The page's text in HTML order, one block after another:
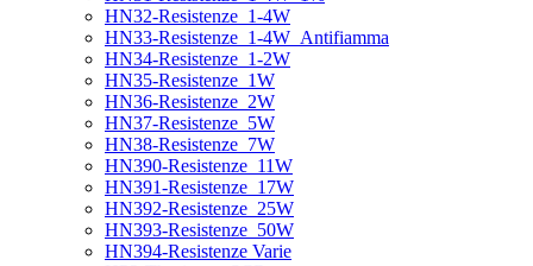
HN32-Resistenze_1-4W
HN33-Resistenze_1-4W_Antifiamma
HN34-Resistenze_1-2W
HN35-Resistenze_1W
HN36-Resistenze_2W
HN37-Resistenze_5W
HN38-Resistenze_7W
HN390-Resistenze_11W
HN391-Resistenze_17W
HN392-Resistenze_25W
HN393-Resistenze_50W
HN394-Resistenze Varie